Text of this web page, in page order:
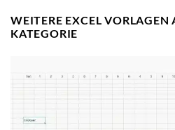
WEITERE EXCEL VORLAGEN
KATEGORIE